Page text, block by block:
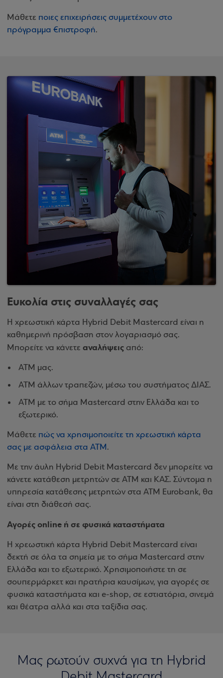
Μάθετε ποιες επιχειρήσεις συμμετέχουν στο
πρόγραμμα €πιστροφή.
Ευκολία στις συναλλαγές σας
Η χρεωστική κάρτα Hybrid Debit Mastercard είναι η
καθημερινή πρόσβαση στον λογαριασμό σας.
Μπορείτε να κάνετε αναλήψεις από:
ΑΤΜ μας.
ΑΤΜ άλλων τραπεζών, μέσω του συστήματος ΔΙΑΣ.
ΑΤΜ με το σήμα Mastercard στην Ελλάδα και το
εξωτερικό.
Μάθετε πώς να χρησιμοποιείτε τη χρεωστική κάρτα
σας με ασφάλεια στα ΑΤΜ.
Με την άυλη Hybrid Debit Mastercard δεν μπορείτε να
κάνετε κατάθεση μετρητών σε ΑΤΜ και ΚΑΣ. Σύντομα η
υπηρεσία κατάθεσης μετρητών στα ΑΤΜ Eurobank, θα
είναι στη διάθεσή σας.
Αγορές online ή σε φυσικά καταστήματα
Η χρεωστική κάρτα Hybrid Debit Mastercard είναι
δεκτή σε όλα τα σημεία με το σήμα Mastercard στην
Ελλάδα και το εξωτερικό. Χρησιμοποιήστε τη σε
σουπερμάρκετ και πρατήρια καυσίμων, για αγορές σε
φυσικά καταστήματα και e-shop, σε εστιατόρια, σινεμά
και θέατρα αλλά και στα ταξίδια σας.
Μας ρωτούν συχνά για τη Hybrid